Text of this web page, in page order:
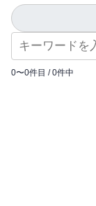
0〜0件目 / 0件中